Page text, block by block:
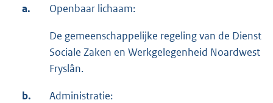
a. Openbaar lichaam:
De gemeenschappelijke regeling van de Dienst
Sociale Zaken en Werkgelegenheid Noardwest
Fryslân.
b. Administratie: